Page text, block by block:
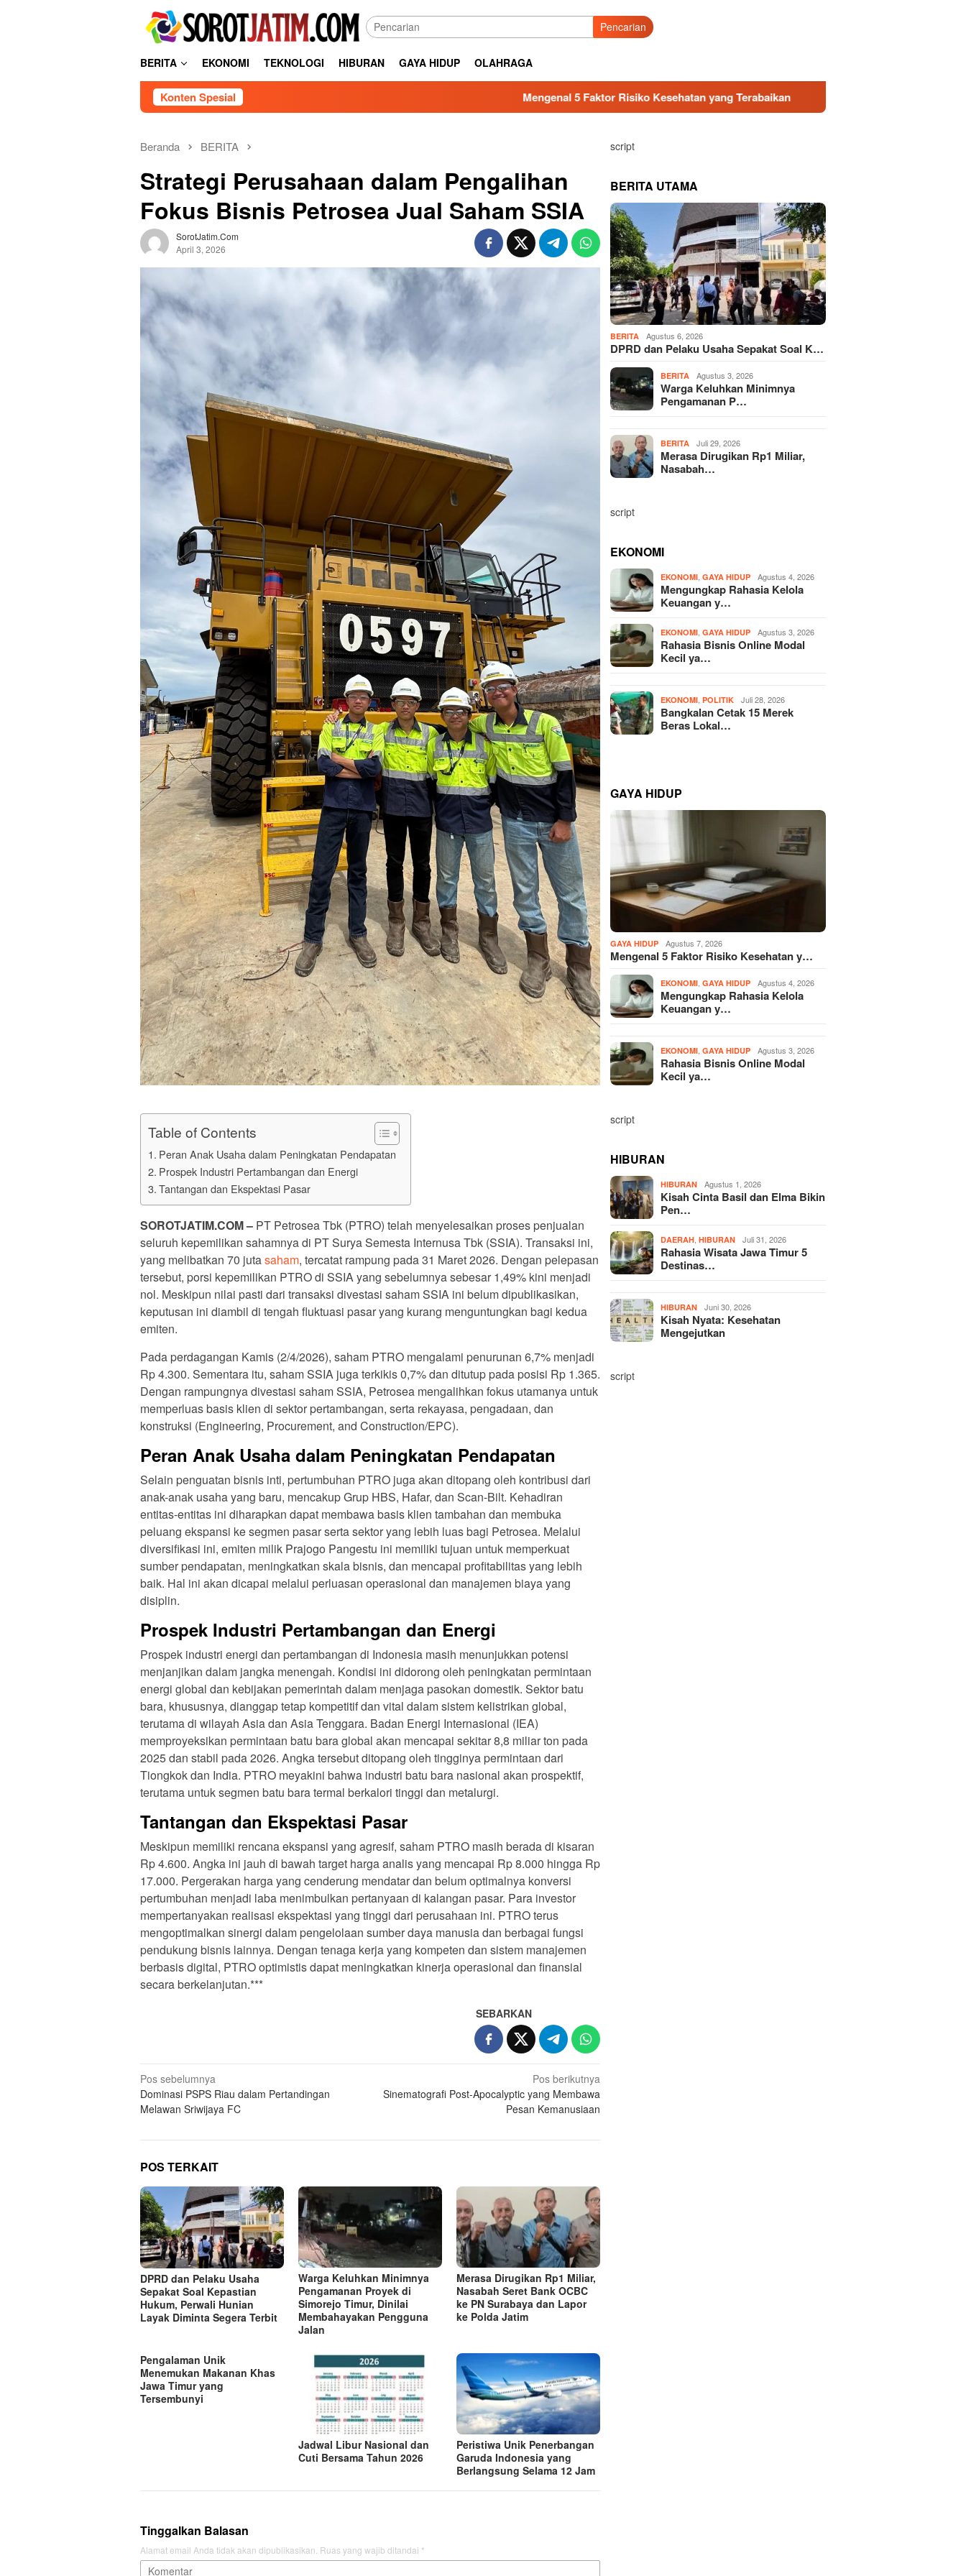
Pencarian
BERITA EKONOMI TEKNOLOGI HIBURAN GAYA HIDUP OLAHRAGA
Konten Spesial Mengenal 5 Faktor Risiko Kesehatan yang Terabaikan Direksi Baru PDAM Surya Sembada Dapat
Beranda BERITA
Strategi Perusahaan dalam Pengalihan
Fokus Bisnis Petrosea Jual Saham SSIA
SorotJatim.com
April 3, 2026
Table of Contents
Peran Anak Usaha dalam Peningkatan Pendapatan
Prospek Industri Pertambangan dan Energi
Tantangan dan Ekspektasi Pasar
SOROTJATIM.COM – PT Petrosea Tbk (PTRO) telah menyelesaikan proses penjualan
seluruh kepemilikan sahamnya di PT Surya Semesta Internusa Tbk (SSIA). Transaksi ini,
yang melibatkan 70 jutasaham, tercatat rampung pada 31 Maret 2026. Dengan pelepasan
tersebut, porsi kepemilikan PTRO di SSIA yang sebelumnya sebesar 1,49% kini menjadi
nol. Meskipun nilai pasti dari transaksi divestasi saham SSIA ini belum dipublikasikan,
keputusan ini diambil di tengah fluktuasi pasar yang kurang menguntungkan bagi kedua
emiten.
Pada perdagangan Kamis (2/4/2026), saham PTRO mengalami penurunan 6,7% menjadi
Rp 4.300. Sementara itu, saham SSIA juga terkikis 0,7% dan ditutup pada posisi Rp 1.365.
Dengan rampungnya divestasi saham SSIA, Petrosea mengalihkan fokus utamanya untuk
memperluas basis klien di sektor pertambangan, serta rekayasa, pengadaan, dan
konstruksi (Engineering, Procurement, and Construction/EPC).
Peran Anak Usaha dalam Peningkatan Pendapatan
Selain penguatan bisnis inti, pertumbuhan PTRO juga akan ditopang oleh kontribusi dari
anak-anak usaha yang baru, mencakup Grup HBS, Hafar, dan Scan-Bilt. Kehadiran
entitas-entitas ini diharapkan dapat membawa basis klien tambahan dan membuka
peluang ekspansi ke segmen pasar serta sektor yang lebih luas bagi Petrosea. Melalui
diversifikasi ini, emiten milik Prajogo Pangestu ini memiliki tujuan untuk memperkuat
sumber pendapatan, meningkatkan skala bisnis, dan mencapai profitabilitas yang lebih
baik. Hal ini akan dicapai melalui perluasan operasional dan manajemen biaya yang
disiplin.
Prospek Industri Pertambangan dan Energi
Prospek industri energi dan pertambangan di Indonesia masih menunjukkan potensi
menjanjikan dalam jangka menengah. Kondisi ini didorong oleh peningkatan permintaan
energi global dan kebijakan pemerintah dalam menjaga pasokan domestik. Sektor batu
bara, khususnya, dianggap tetap kompetitif dan vital dalam sistem kelistrikan global,
terutama di wilayah Asia dan Asia Tenggara. Badan Energi Internasional (IEA)
memproyeksikan permintaan batu bara global akan mencapai sekitar 8,8 miliar ton pada
2025 dan stabil pada 2026. Angka tersebut ditopang oleh tingginya permintaan dari
Tiongkok dan India. PTRO meyakini bahwa industri batu bara nasional akan prospektif,
terutama untuk segmen batu bara termal berkalori tinggi dan metalurgi.
Tantangan dan Ekspektasi Pasar
Meskipun memiliki rencana ekspansi yang agresif, saham PTRO masih berada di kisaran
Rp 4.600. Angka ini jauh di bawah target harga analis yang mencapai Rp 8.000 hingga Rp
17.000. Pergerakan harga yang cenderung mendatar dan belum optimalnya konversi
pertumbuhan menjadi laba menimbulkan pertanyaan di kalangan pasar. Para investor
mempertanyakan realisasi ekspektasi yang tinggi dari perusahaan ini. PTRO terus
mengoptimalkan sinergi dalam pengelolaan sumber daya manusia dan berbagai fungsi
pendukung bisnis lainnya. Dengan tenaga kerja yang kompeten dan sistem manajemen
berbasis digital, PTRO optimistis dapat meningkatkan kinerja operasional dan finansial
secara berkelanjutan.***
SEBARKAN
N
a
v
i
g
a
s
i
p
o
s
Pos sebelumnya
Dominasi PSPS Riau dalam Pertandingan
Melawan Sriwijaya FC
Pos berikutnya
Sinematografi Post-Apocalyptic yang Membawa
Pesan Kemanusiaan
POS TERKAIT
DPRD dan Pelaku Usaha
Sepakat Soal Kepastian
Hukum, Perwali Hunian
Layak Diminta Segera Terbit
Warga Keluhkan Minimnya
Pengamanan Proyek di
Simorejo Timur, Dinilai
Membahayakan Pengguna
Jalan
Merasa Dirugikan Rp1 Miliar,
Nasabah Seret Bank OCBC
ke PN Surabaya dan Lapor
ke Polda Jatim
Pengalaman Unik
Menemukan Makanan Khas
Jawa Timur yang
Tersembunyi
Jadwal Libur Nasional dan
Cuti Bersama Tahun 2026
Peristiwa Unik Penerbangan
Garuda Indonesia yang
Berlangsung Selama 12 Jam
Tinggalkan Balasan
Alamat email Anda tidak akan dipublikasikan. Ruas yang wajib ditandai *
script
BERITA UTAMA
BERITA Agustus 6, 2026
DPRD dan Pelaku Usaha Sepakat Soal K…
BERITA Agustus 3, 2026
Warga Keluhkan Minimnya
Pengamanan P…
BERITA Juli 29, 2026
Merasa Dirugikan Rp1 Miliar,
Nasabah…
script
EKONOMI
EKONOMI ,GAYA HIDUP Agustus 4, 2026
Mengungkap Rahasia Kelola
Keuangan y…
EKONOMI ,GAYA HIDUP Agustus 3, 2026
Rahasia Bisnis Online Modal
Kecil ya…
EKONOMI ,POLITIK Juli 28, 2026
Bangkalan Cetak 15 Merek
Beras Lokal…
GAYA HIDUP
GAYA HIDUP Agustus 7, 2026
Mengenal 5 Faktor Risiko Kesehatan y…
EKONOMI ,GAYA HIDUP Agustus 4, 2026
Mengungkap Rahasia Kelola
Keuangan y…
EKONOMI ,GAYA HIDUP Agustus 3, 2026
Rahasia Bisnis Online Modal
Kecil ya…
script
HIBURAN
HIBURAN Agustus 1, 2026
Kisah Cinta Basil dan Elma Bikin
Pen…
DAERAH ,HIBURAN Juli 31, 2026
Rahasia Wisata Jawa Timur 5
Destinas…
HIBURAN Juni 30, 2026
Kisah Nyata: Kesehatan
Mengejutkan
script